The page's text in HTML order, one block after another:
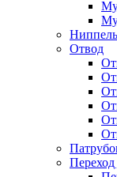
Ниппель
Отвод
Переход